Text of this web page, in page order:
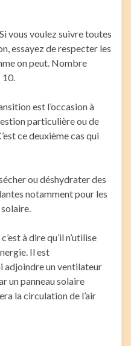
vous voulez suivre toutes
essayez de respecter les
on peut. Nombre
10.
est l’occasion à
particulière ou de
ce deuxième cas qui
ou déshydrater des
notamment pour les
solaire.
à dire qu’il n’utilise
Il est
adjoindre un ventilateur
un panneau solaire
la circulation de l’air